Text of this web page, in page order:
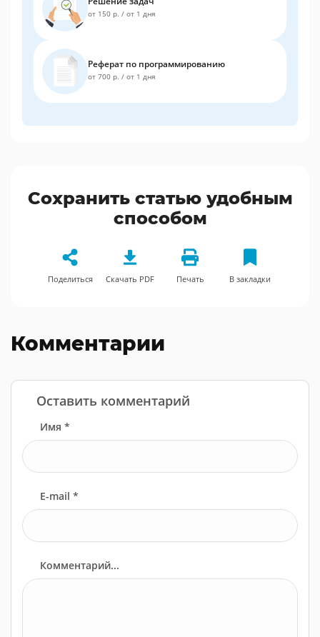
от 150 р. / от 1 дня
Реферат по программированию
от 700 р. / от 1 дня
Сохранить статью удобным
способом
Поделиться Скачать PDF Печать В закладки
Комментарии
Оставить комментарий
Имя *
E-mail *
Комментарий...